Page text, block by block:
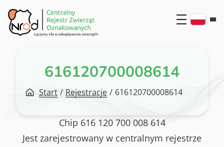
Przejdź
do
treści
616120700008614
Start / Rejestracje / 616120700008614
Chip 616 120 700 008 614
Jest zarejestrowany w centralnym rejestrze